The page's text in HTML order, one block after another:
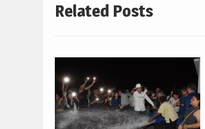
Related Posts